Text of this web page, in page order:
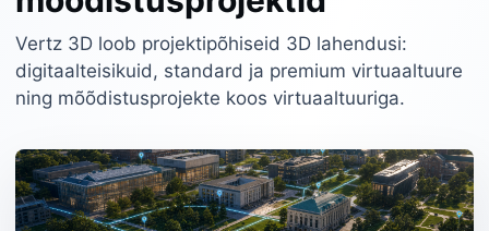
Vertz 3D loob projektipõhiseid 3D lahendusi:
digitaalteisikuid, standard ja premium virtuaaltuure
ning mõõdistusprojekte koos virtuaaltuuriga.